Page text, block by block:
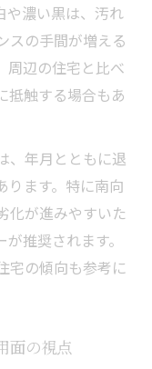
や濃い黒は、汚れ
スの手間が増える
周辺の住宅と比べ
抵触する場合もあ
、年月とともに退
ります。特に南向
化が進みやすいた
推奨されます。
宅の傾向も参考に
面の視点